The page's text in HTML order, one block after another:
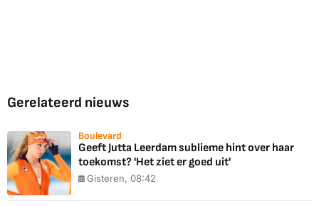
Gerelateerd nieuws
Boulevard
Geeft Jutta Leerdam sublieme hint over haar
toekomst? 'Het ziet er goed uit'
Gisteren, 08:42